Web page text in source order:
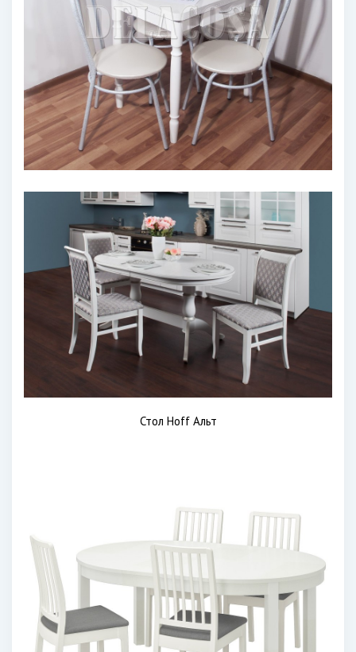
Стол Hoff Альт